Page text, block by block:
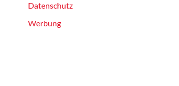
Datenschutz
Werbung